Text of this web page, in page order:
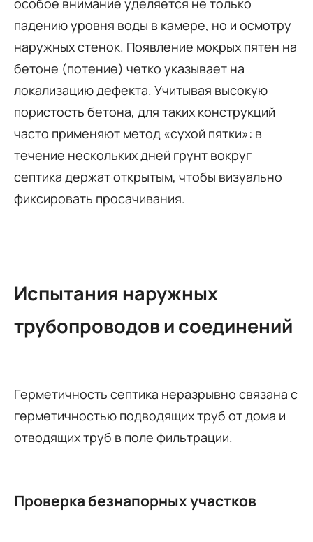
особое внимание уделяется не только
падению уровня воды в камере, но и осмотру
наружных стенок. Появление мокрых пятен на
бетоне (потение) четко указывает на
локализацию дефекта. Учитывая высокую
пористость бетона, для таких конструкций
часто применяют метод «сухой пятки»: в
течение нескольких дней грунт вокруг
септика держат открытым, чтобы визуально
фиксировать просачивания.
Испытания наружных
трубопроводов и соединений
Герметичность септика неразрывно связана с
герметичностью подводящих труб от дома и
отводящих труб в поле фильтрации.
Проверка безнапорных участков